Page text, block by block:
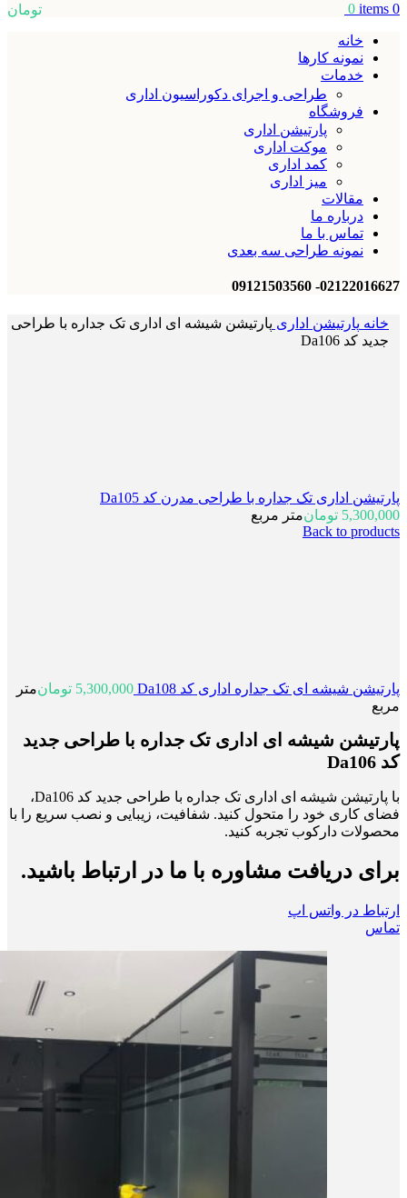
0
items
0
تومان
خانه
نمونه کارها
خدمات
طراحی و اجرای دکوراسیون اداری
فروشگاه
پارتیشن اداری
موکت اداری
کمد اداری
میز اداری
مقالات
درباره ما
تماس با ما
نمونه طراحی سه بعدی
02122016627- 09121503560
خانه پارتیشن اداری پارتیشن شیشه ای اداری تک جداره با طراحی
جدید کد Da106
پارتیشن اداری تک جداره با طراحی مدرن کد Da105
5,300,000 تومانمتر مربع
Back to products
پارتیشن شیشه ای تک جداره اداری کد Da108 5,300,000 تومانمتر
مربع
پارتیشن شیشه ای اداری تک جداره با طراحی جدید
کد Da106
با پارتیشن شیشه ای اداری تک جداره با طراحی جدید کد Da106،
فضای کاری خود را متحول کنید. شفافیت، زیبایی و نصب سریع را با
محصولات دارکوب تجربه کنید.
برای دریافت مشاوره با ما در ارتباط باشید.
ارتباط در واتس اپ
تماس